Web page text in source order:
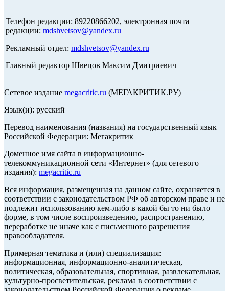
Телефон редакции: 89220866202, электронная почта
редакции: mdshvetsov@yandex.ru
Рекламный отдел: mdshvetsov@yandex.ru
Главный редактор Швецов Максим Дмитриевич
Сетевое издание megacritic.ru (МЕГАКРИТИК.РУ)
Язык(и): русский
Перевод наименования (названия) на государственный язык
Российской Федерации: Мегакритик
Доменное имя сайта в информационно-
телекоммуникационной сети «Интернет» (для сетевого
издания): megacritic.ru
Вся информация, размещенная на данном сайте, охраняется в
соответствии с законодательством РФ об авторском праве и не
подлежит использованию кем-либо в какой бы то ни было
форме, в том числе воспроизведению, распространению,
переработке не иначе как с письменного разрешения
правообладателя.
Примерная тематика и (или) специализация:
информационная, информационно-аналитическая,
политическая, образовательная, спортивная, развлекательная,
культурно-просветительская, реклама в соответствии с